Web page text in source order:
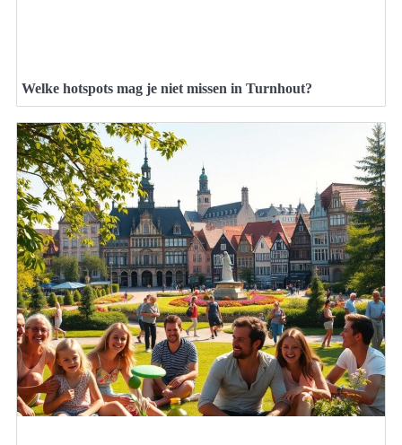
Welke hotspots mag je niet missen in Turnhout?